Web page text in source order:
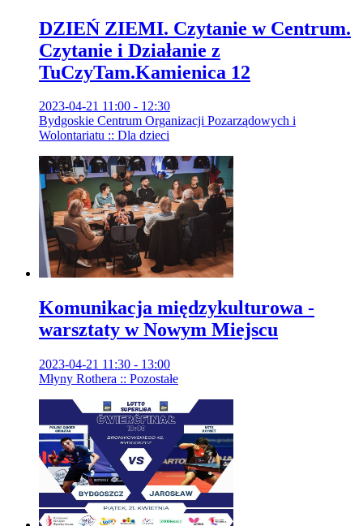
DZIEŃ ZIEMI. Czytanie w Centrum.
Czytanie i Działanie z
TuCzyTam.Kamienica 12
2023-04-21 11:00 - 12:30
Bydgoskie Centrum Organizacji Pozarządowych i
Wolontariatu :: Dla dzieci
Komunikacja międzykulturowa -
warsztaty w Nowym Miejscu
2023-04-21 11:30 - 13:00
Młyny Rothera :: Pozostałe